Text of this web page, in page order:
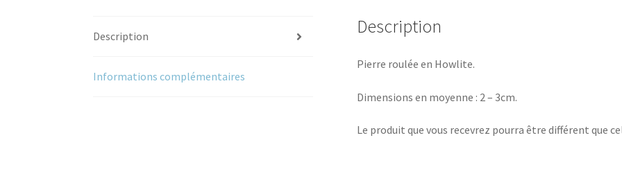
Description
Informations complémentaires
Description
Pierre roulée en Howlite.
Dimensions en moyenne : 2 – 3cm.
Le produit que vous recevrez pourra être différent que